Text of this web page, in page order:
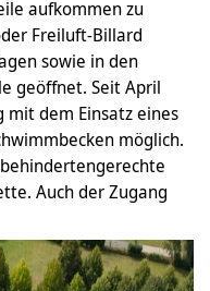
aufkommen zu
Freiluft-Billard
sowie in den
geöffnet. Seit April
dem Einsatz eines
möglich.
Auch der Zugang